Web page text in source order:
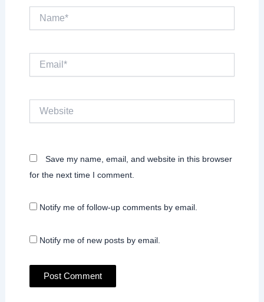
Name*
Email*
Save my name, email, and website in this browser
for the next time I comment.
Notify me of follow-up comments by email.
Notify me of new posts by email.